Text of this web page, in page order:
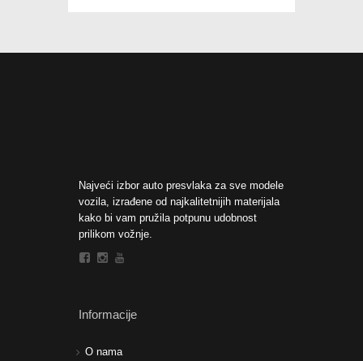
Najveći izbor auto presvlaka za sve modele
vozila, izrađene od najkalitetnijih materijala
kako bi vam pružila potpunu udobnost
prilikom vožnje.
Informacije
O nama